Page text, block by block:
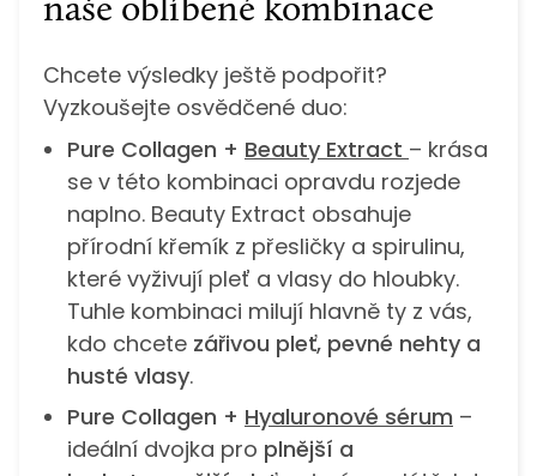
naše oblíbené kombinace
Chcete výsledky ještě podpořit?
Vyzkoušejte osvědčené duo:
Pure Collagen + Beauty Extract – krása
se v této kombinaci opravdu rozjede
naplno. Beauty Extract obsahuje
přírodní křemík z přesličky a spirulinu,
které vyživují pleť a vlasy do hloubky.
Tuhle kombinaci milují hlavně ty z vás,
kdo chcete zářivou pleť, pevné nehty a
husté vlasy.
Pure Collagen + Hyaluronové sérum –
ideální dvojka pro plnější a